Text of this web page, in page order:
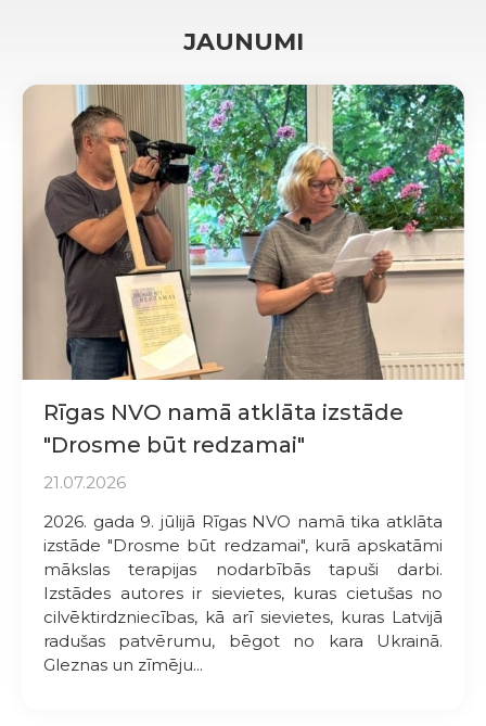
JAUNUMI
Rīgas NVO namā atklāta izstāde
"Drosme būt redzamai"
21.07.2026
2026. gada 9. jūlijā Rīgas NVO namā tika atklāta
izstāde "Drosme būt redzamai", kurā apskatāmi
mākslas terapijas nodarbībās tapuši darbi.
Izstādes autores ir sievietes, kuras cietušas no
cilvēktirdzniecības, kā arī sievietes, kuras Latvijā
radušas patvērumu, bēgot no kara Ukrainā.
Gleznas un zīmēju...